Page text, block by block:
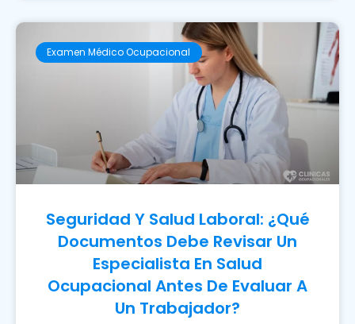
Examen Médico Ocupacional
Seguridad Y Salud Laboral: ¿Qué
Documentos Debe Revisar Un
Especialista En Salud
Ocupacional Antes De Evaluar A
Un Trabajador?